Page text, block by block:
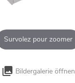
Survolez pour zoomer
Bildergalerie öffnen